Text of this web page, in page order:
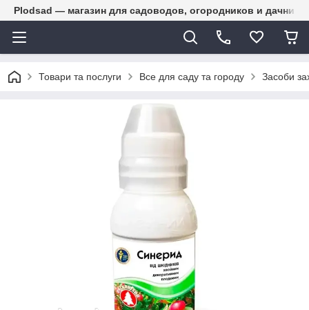
Plodsad — магазин для садоводов, огородников и
Товари та послуги Все для саду та городу Засоби